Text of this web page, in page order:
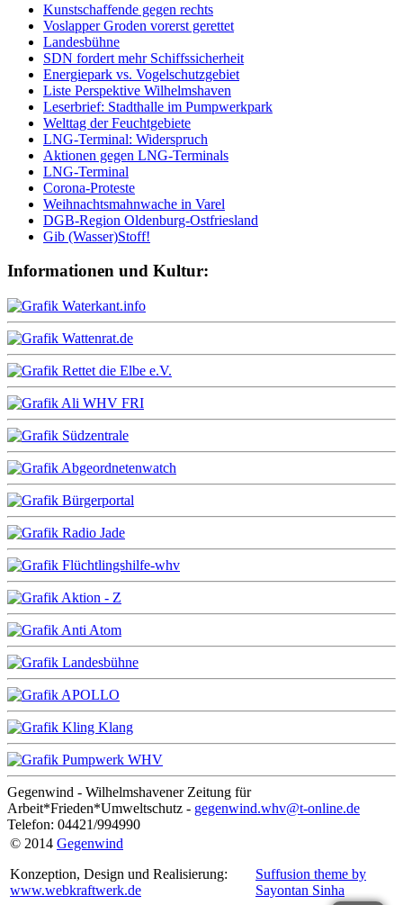
Kunstschaffende gegen rechts
Voslapper Groden vorerst gerettet
Landesbühne
SDN fordert mehr Schiffssicherheit
Energiepark vs. Vogelschutzgebiet
Liste Perspektive Wilhelmshaven
Leserbrief: Stadthalle im Pumpwerkpark
Welttag der Feuchtgebiete
LNG-Terminal: Widerspruch
Aktionen gegen LNG-Terminals
LNG-Terminal
Corona-Proteste
Weihnachtsmahnwache in Varel
DGB-Region Oldenburg-Ostfriesland
Gib (Wasser)Stoff!
Informationen und Kultur:
Gegenwind - Wilhelmshavener Zeitung für
Arbeit*Frieden*Umweltschutz - gegenwind.whv@t-online.de
Telefon: 04421/994990
© 2014 Gegenwind
Konzeption, Design und Realisierung:
www.webkraftwerk.de
Suffusion theme by
Sayontan Sinha